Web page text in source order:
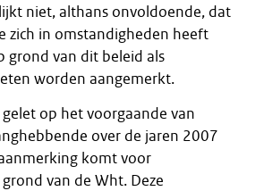
niet, althans onvoldoende, dat
zich in omstandigheden heeft
grond van dit beleid als
worden aangemerkt.
gelet op het voorgaande van
over de jaren 2007
komt voor
van de Wht. Deze